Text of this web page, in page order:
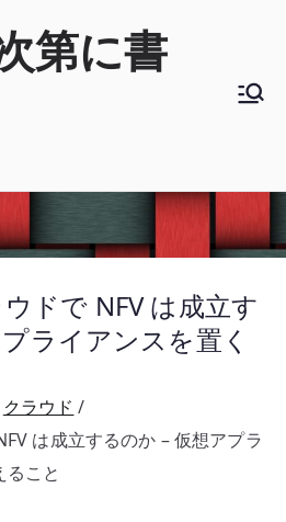
第に書
ドで NFV は成立す
ライアンスを置く
クラウド
は成立するのか – 仮想アプラ
こと